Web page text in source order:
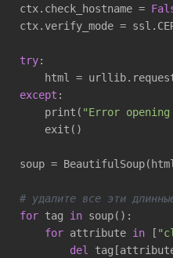
ctx.check_hostname =
ctx.verify_mode =
try:
except :
    print(
"Error opening
    exit()
soup =
# удалите все эти
for tag in soup():
for attribute in [
del